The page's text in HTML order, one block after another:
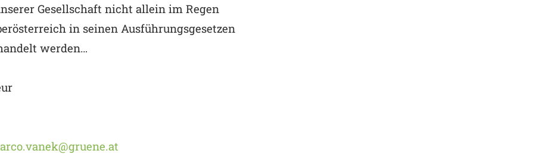
Gesellschaft nicht allein im Regen
in seinen Ausführungsgesetzen
werden…